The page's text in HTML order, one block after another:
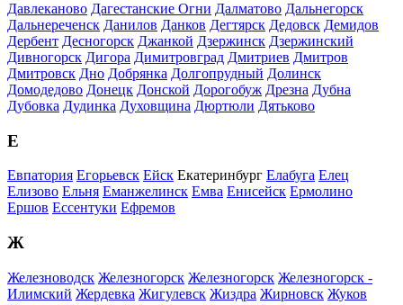
Давлеканово Дагестанские Огни Далматово Дальнегорск
Дальнереченск Данилов Данков Дегтярск Дедовск Демидов
Дербент Десногорск Джанкой Дзержинск Дзержинский
Дивногорск Дигора Димитровград Дмитриев Дмитров
Дмитровск Дно Добрянка Долгопрудный Долинск
Домодедово Донецк Донской Дорогобуж Дрезна Дубна
Дубовка Дудинка Духовщина Дюртюли Дятьково
Е
Евпатория Егорьевск Ейск Екатеринбург Елабуга Елец
Елизово Ельня Еманжелинск Емва Енисейск Ермолино
Ершов Ессентуки Ефремов
Ж
Железноводск Железногорск Железногорск Железногорск -
Илимский Жердевка Жигулевск Жиздра Жирновск Жуков